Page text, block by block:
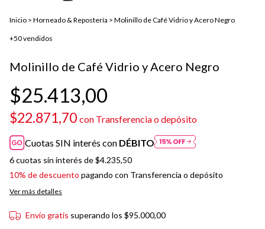
Inicio > Horneado & Repostería > Molinillo de Café Vidrio y Acero Negro
+50 vendidos
Molinillo de Café Vidrio y Acero Negro
$25.413,00
$22.871,70 con Transferencia o depósito
Cuotas SIN interés con DÉBITO
6cuotas sin interés de$4.235,50
10% de descuento pagando con Transferencia o depósito
Ver más detalles
Envío gratis superando los $95.000,00